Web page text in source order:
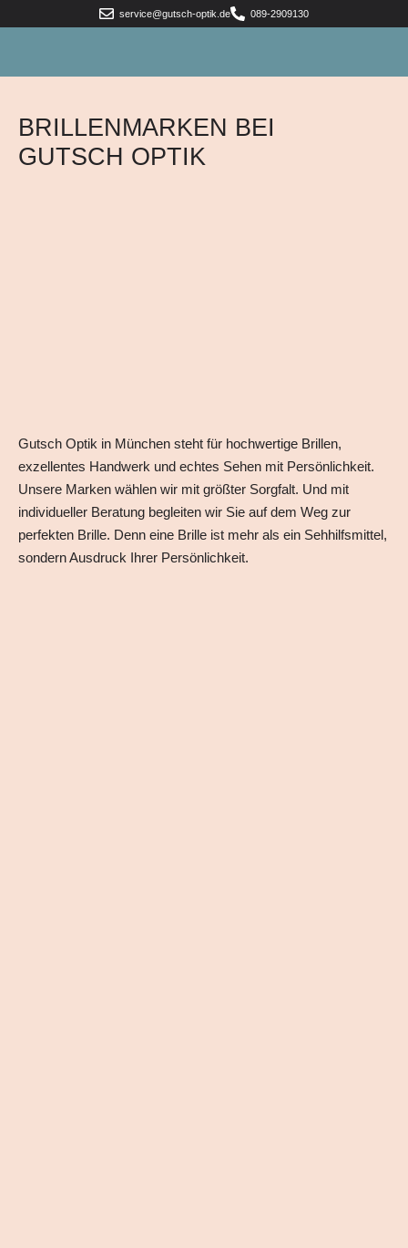
service@gutsch-optik.de 089-2909130
BRILLENMARKEN BEI
GUTSCH OPTIK
Gutsch Optik in München steht für hochwertige Brillen,
exzellentes Handwerk und echtes Sehen mit Persönlichkeit.
Unsere Marken wählen wir mit größter Sorgfalt. Und mit
individueller Beratung begleiten wir Sie auf dem Weg zur
perfekten Brille. Denn eine Brille ist mehr als ein Sehhilfsmittel,
sondern Ausdruck Ihrer Persönlichkeit.